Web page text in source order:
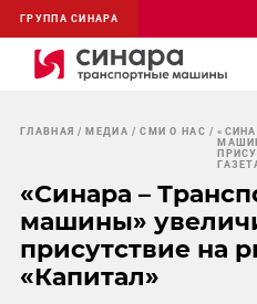
ГРУППА СИНАРА
ГЛАВНАЯ МЕДИА СМИ О НАС
«Синара –
машины»
присутствие на
«Капитал»